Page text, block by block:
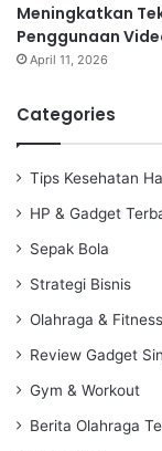
Meningkatkan
Penggunaan
April 11, 2026
Categories
Tips Kesehatan
HP & Gadget
Sepak Bola
Strategi Bisnis
Olahraga & Fitness
Review Gadget
Gym & Workout
Berita Olahraga